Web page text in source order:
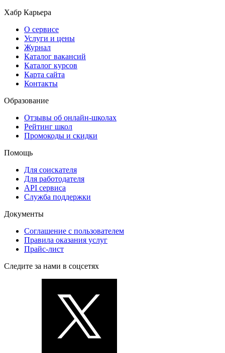
Хабр Карьера
О сервисе
Услуги и цены
Журнал
Каталог вакансий
Каталог курсов
Карта сайта
Контакты
Образование
Отзывы об онлайн-школах
Рейтинг школ
Промокоды и скидки
Помощь
Для соискателя
Для работодателя
API сервиса
Служба поддержки
Документы
Соглашение с пользователем
Правила оказания услуг
Прайс-лист
Следите за нами в соцсетях